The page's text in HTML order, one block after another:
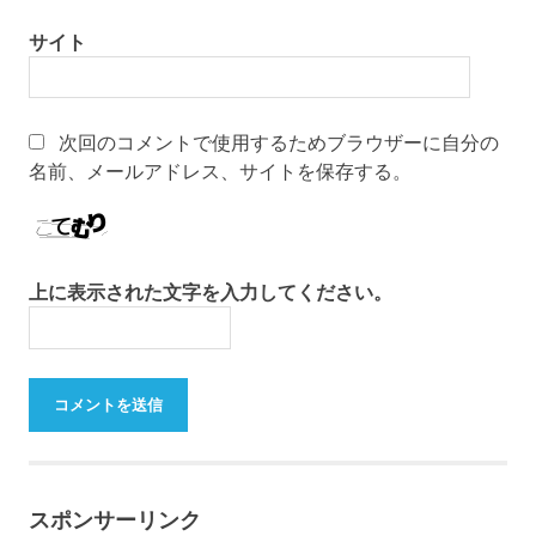
サイト
次回のコメントで使用するためブラウザーに自分の
名前、メールアドレス、サイトを保存する。
上に表示された文字を入力してください。
スポンサーリンク